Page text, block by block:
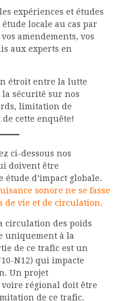
expériences et études
locale au cas par
amendements, vos
aux experts en
étroit entre la lutte
la sécurité sur nos
limitation de
cette enquête!
ci-dessous nos
doivent être
étude d’impact globale.
sonore ne se fasse
de vie et de circulation.
circulation des poids
uniquement à la
de ce trafic est un
N12) qui impacte
Un projet
régional doit être
de ce trafic.